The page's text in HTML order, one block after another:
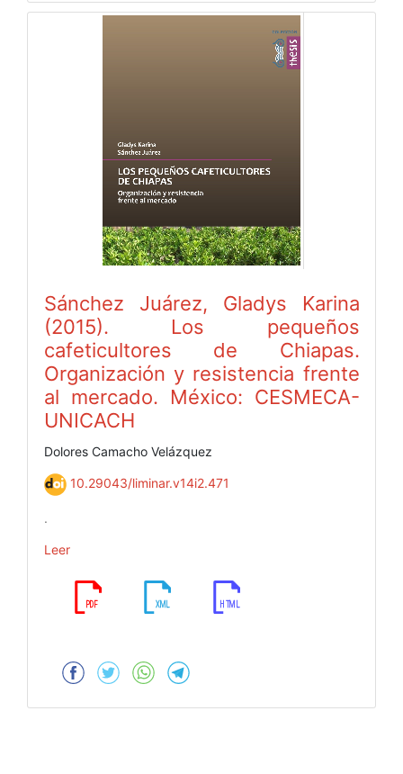
Sánchez Juárez, Gladys Karina
(2015). Los pequeños
cafeticultores de Chiapas.
Organización y resistencia frente
al mercado. México: CESMECA-
UNICACH
Dolores Camacho Velázquez
10.29043/liminar.v14i2.471
.
Leer